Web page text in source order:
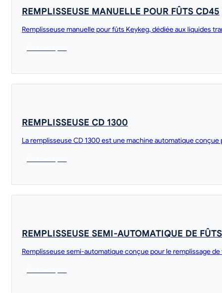
REMPLISSEUSE MANUELLE POUR FÛTS CD45
Remplisseuse manuelle pour fûts Keykeg, dédiée aux liquides
REMPLISSEUSE CD 1300
La remplisseuse CD 1300 est une machine automatique
REMPLISSEUSE SEMI-AUTOMATIQUE DE
Remplisseuse semi-automatique conçue pour le remplissage